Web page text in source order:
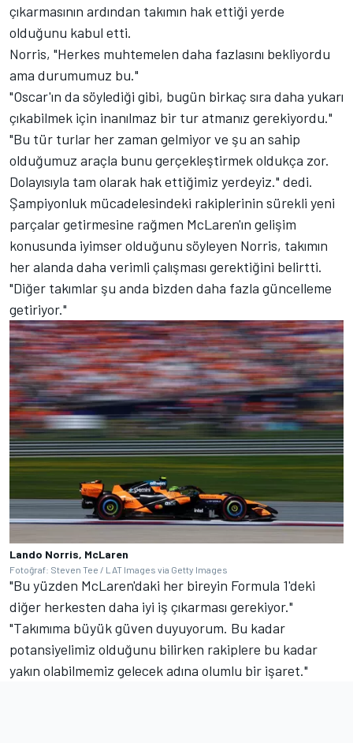
çıkarmasının ardından takımın hak ettiği yerde
olduğunu kabul etti.
Norris, "Herkes muhtemelen daha fazlasını bekliyordu
ama durumumuz bu."
"Oscar'ın da söylediği gibi, bugün birkaç sıra daha yukarı
çıkabilmek için inanılmaz bir tur atmanız gerekiyordu."
"Bu tür turlar her zaman gelmiyor ve şu an sahip
olduğumuz araçla bunu gerçekleştirmek oldukça zor.
Dolayısıyla tam olarak hak ettiğimiz yerdeyiz." dedi.
Şampiyonluk mücadelesindeki rakiplerinin sürekli yeni
parçalar getirmesine rağmen McLaren'ın gelişim
konusunda iyimser olduğunu söyleyen Norris, takımın
her alanda daha verimli çalışması gerektiğini belirtti.
"Diğer takımlar şu anda bizden daha fazla güncelleme
getiriyor."
Lando Norris, McLaren
Fotoğraf: Steven Tee / LAT Images via Getty Images
"Bu yüzden McLaren'daki her bireyin Formula 1'deki
diğer herkesten daha iyi iş çıkarması gerekiyor."
"Takımıma büyük güven duyuyorum. Bu kadar
potansiyelimiz olduğunu bilirken rakiplere bu kadar
yakın olabilmemiz gelecek adına olumlu bir işaret."